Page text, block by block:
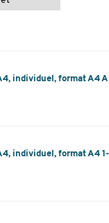
individuel, format A4
individuel, format A4